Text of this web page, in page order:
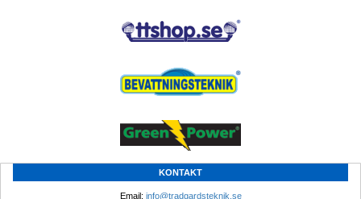
KONTAKT
Email: info@tradgardsteknik.se